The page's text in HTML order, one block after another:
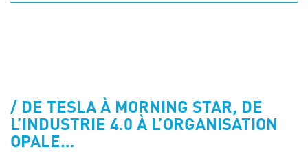
Symposium on Chain Transfer Catalysis for
sustainability – September 15 and 16, 2026
FRENCH-CHINESE CONFERENCE ON GREEN
DE TESLA À MORNING STAR, DE
L’INDUSTRIE 4.0 À L’ORGANISATION
OPALE…